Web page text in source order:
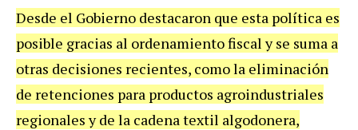
Desde el Gobierno destacaron que esta política es
posible gracias al ordenamiento fiscal y se suma a
otras decisiones recientes, como la eliminación
de retenciones para productos agroindustriales
regionales y de la cadena textil algodonera,